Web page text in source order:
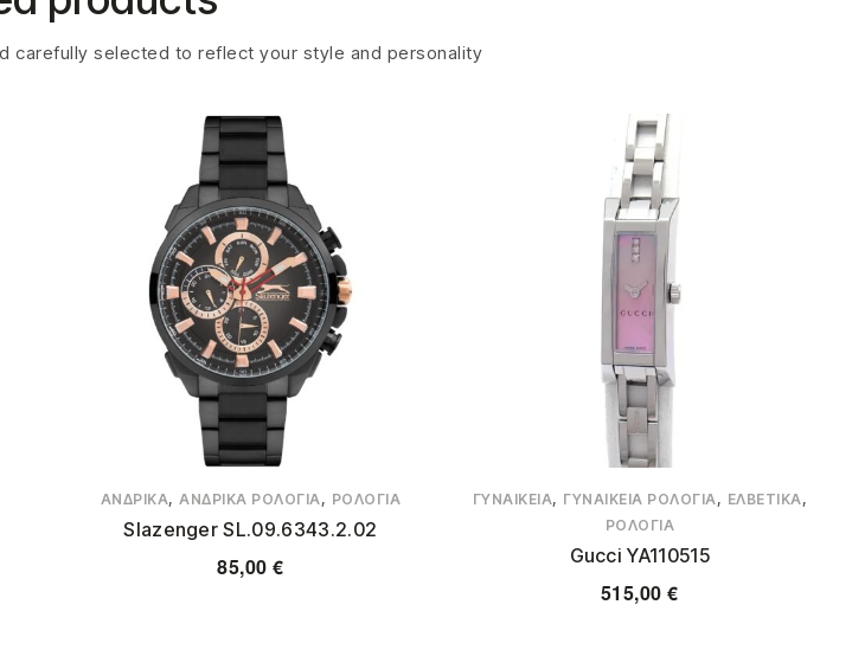
carefully selected to reflect your style and personality
ΑΝΔΡΙΚΆ, ΑΝΔΡΙΚΆ ΡΟΛΌΓΙΑ , ΡΟΛΌΓΙΑ
Slazenger SL.09.6343.2.02
85,00 €
ΓΥΝΑΙΚΕΊΑ, ΓΥΝΑΙΚΕΊΑ ΡΟΛΌΓΙΑ , ΕΛΒΕΤΙΚΆ ,
ΡΟΛΌΓΙΑ
Gucci YA110515
515,00€